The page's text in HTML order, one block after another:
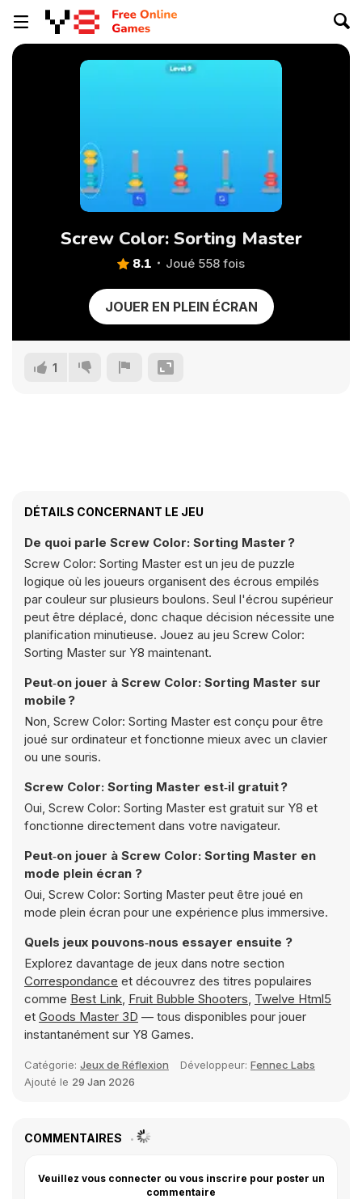
Screw Color: Sorting Master
8.1 Joué 558 fois
JOUER EN PLEIN ÉCRAN
1
DÉTAILS CONCERNANT LE JEU
De quoi parle Screw Color: Sorting Master ?
Screw Color: Sorting Master est un jeu de puzzle
logique où les joueurs organisent des écrous empilés
par couleur sur plusieurs boulons. Seul l'écrou supérieur
peut être déplacé, donc chaque décision nécessite une
planification minutieuse. Jouez au jeu Screw Color:
Sorting Master sur Y8 maintenant.
Peut‑on jouer à Screw Color: Sorting Master sur
mobile ?
Non, Screw Color: Sorting Master est conçu pour être
joué sur ordinateur et fonctionne mieux avec un clavier
ou une souris.
Screw Color: Sorting Master est‑il gratuit ?
Oui, Screw Color: Sorting Master est gratuit sur Y8 et
fonctionne directement dans votre navigateur.
Peut‑on jouer à Screw Color: Sorting Master en
mode plein écran ?
Oui, Screw Color: Sorting Master peut être joué en
mode plein écran pour une expérience plus immersive.
Quels jeux pouvons‑nous essayer ensuite ?
Explorez davantage de jeux dans notre section
Correspondance et découvrez des titres populaires
comme Best Link, Fruit Bubble Shooters, Twelve Html5
et Goods Master 3D — tous disponibles pour jouer
instantanément sur Y8 Games.
Catégorie: Jeux de Réflexion Développeur: Fennec Labs
Ajouté le 29 Jan 2026
COMMENTAIRES
Veuillez vous connecter ou vous inscrire pour poster un
commentaire